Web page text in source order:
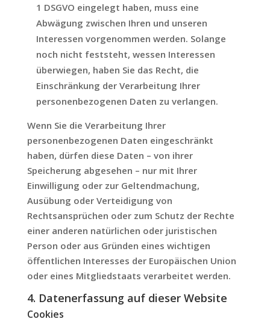
1 DSGVO eingelegt haben, muss eine
Abwägung zwischen Ihren und unseren
Interessen vorgenommen werden. Solange
noch nicht feststeht, wessen Interessen
überwiegen, haben Sie das Recht, die
Einschränkung der Verarbeitung Ihrer
personenbezogenen Daten zu verlangen.
Wenn Sie die Verarbeitung Ihrer
personenbezogenen Daten eingeschränkt
haben, dürfen diese Daten – von ihrer
Speicherung abgesehen – nur mit Ihrer
Einwilligung oder zur Geltendmachung,
Ausübung oder Verteidigung von
Rechtsansprüchen oder zum Schutz der Rechte
einer anderen natürlichen oder juristischen
Person oder aus Gründen eines wichtigen
öffentlichen Interesses der Europäischen Union
oder eines Mitgliedstaats verarbeitet werden.
4. Datenerfassung auf dieser Website
Cookies